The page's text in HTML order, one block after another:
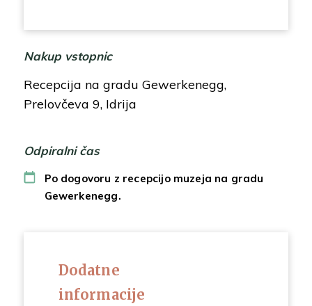
Nakup vstopnic
Recepcija na gradu Gewerkenegg,
Prelovčeva 9, Idrija
Odpiralni čas
Po dogovoru z recepcijo muzeja na gradu
Gewerkenegg.
Dodatne
informacije